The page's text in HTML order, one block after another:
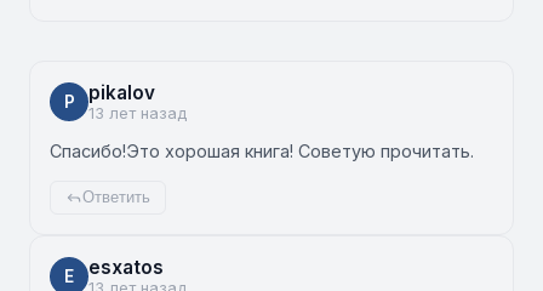
P pikalov
13 лет назад
Спасибо!Это хорошая книга! Советую прочитать.
Ответить
E esxatos